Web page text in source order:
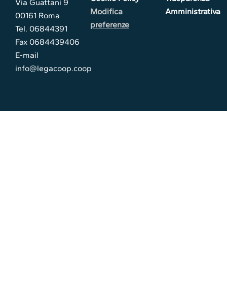
Via Guattani 9
00161 Roma
Tel. 06844391
Fax 0684439406
E-mail
info@legacoop.coop
Modifica
preferenze
Amministrativa